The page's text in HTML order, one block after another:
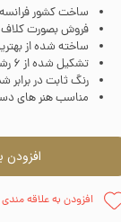
ساخت کشور فرانسه
فروش بصورت کلاف 8 متری
ساخته شده از
تشکیل شده از 6 رشته نخ نازک
رنگ ثابت در
مناسب هنر های
افزودن
افزودن به علاقه